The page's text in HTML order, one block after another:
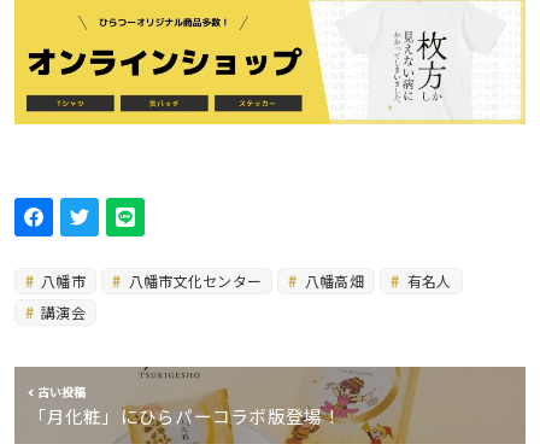
八幡市 八幡市文化センター 八幡高畑
有名人
講演会
古い投稿
「月化粧」にひらパーコラボ版登場！